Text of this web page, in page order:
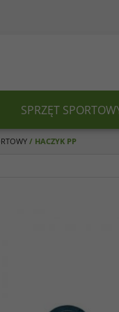
SPRZĘT
/ HACZYK PP